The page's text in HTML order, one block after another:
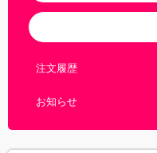
注文履歴
お知らせ